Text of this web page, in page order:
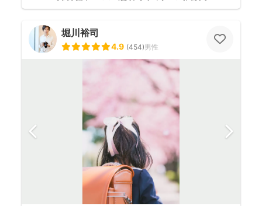
堀川裕司
4.9 (454)男性